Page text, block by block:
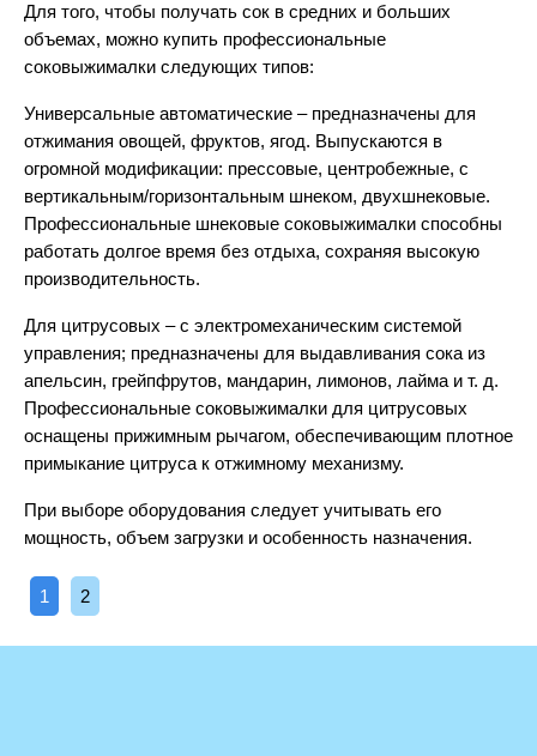
Для того, чтобы получать сок в средних и больших
объемах, можно купить профессиональные
соковыжималки следующих типов:
Универсальные автоматические – предназначены для
отжимания овощей, фруктов, ягод. Выпускаются в
огромной модификации: прессовые, центробежные, с
вертикальным/горизонтальным шнеком, двухшнековые.
Профессиональные шнековые соковыжималки способны
работать долгое время без отдыха, сохраняя высокую
производительность.
Для цитрусовых – с электромеханическим системой
управления; предназначены для выдавливания сока из
апельсин, грейпфрутов, мандарин, лимонов, лайма и т. д.
Профессиональные соковыжималки для цитрусовых
оснащены прижимным рычагом, обеспечивающим плотное
примыкание цитруса к отжимному механизму.
При выборе оборудования следует учитывать его
мощность, объем загрузки и особенность назначения.
1 2